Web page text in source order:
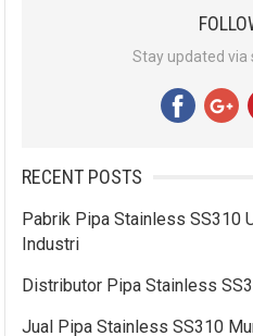
Stay updated via
RECENT POSTS
Pabrik Pipa Stainless SS310
Industri
Distributor Pipa Stainless
Jual Pipa Stainless SS310